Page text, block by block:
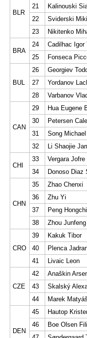
BLR
21
Kalinouski
22
Sviderski
23
Nikitenko
BRA
24
Cadilhac Igor
25
Fonseca
BUL
26
Georgiev
27
Yordanov
28
Varbanov
CAN
29
Hua Eugene
30
Petersen
31
Song Michael
32
Li Shaojie
CHI
33
Vergara Jofre
34
Donoso Diaz
CHN
35
Zhao Chenxi
36
Zhu Yi
37
Peng Hongchi
38
Zhou Junfeng
CRO
39
Kakuk Tibor
40
Plenca
41
Livaic Leon
CZE
42
Anaškin
43
Skalský
44
Marek Matyáš
DEN
45
Hautop
46
Boe Olsen